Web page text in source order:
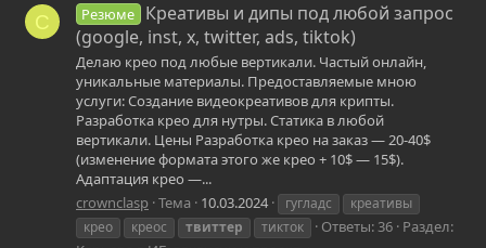
C Резюме
Креативы и дипы под любой запрос
(google, inst, x, twitter, ads, tiktok)
Делаю крео под любые вертикали. Частый онлайн,
уникальные материалы. Предоставляемые мною
услуги: Создание видеокреативов для крипты.
Разработка крео для нутры. Статика в любой
вертикали. Цены Разработка крео на заказ — 20-40$
(изменение формата этого же крео + 10$ — 15$).
Адаптация крео —...
crownclasp Тема 10.03.2024 гугладс
креативы
крео
креос твиттер тикток Ответы: 36 Раздел: